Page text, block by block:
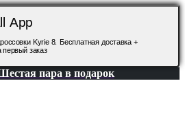
App
Kyrie 8. Бесплатная доставка +
первый заказ
пара в подарок